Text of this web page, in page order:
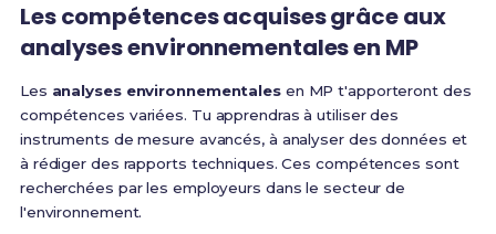
Les compétences acquises grâce aux
analyses environnementales en MP
Les analyses environnementalesen MP t'apporteront des
compétences variées. Tu apprendras à utiliser des
instruments de mesure avancés, à analyser des données et
à rédiger des rapports techniques. Ces compétences sont
recherchées par les employeurs dans le secteur de
l'environnement.